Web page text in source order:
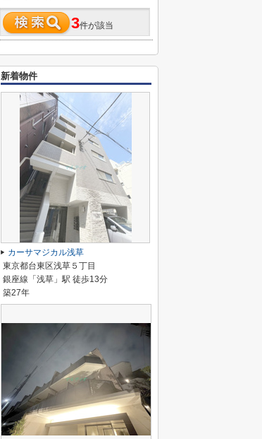
3件が該当
新着物件
カーサマジカル浅草
東京都台東区浅草５丁目
銀座線「浅草」駅 徒歩13分
築27年